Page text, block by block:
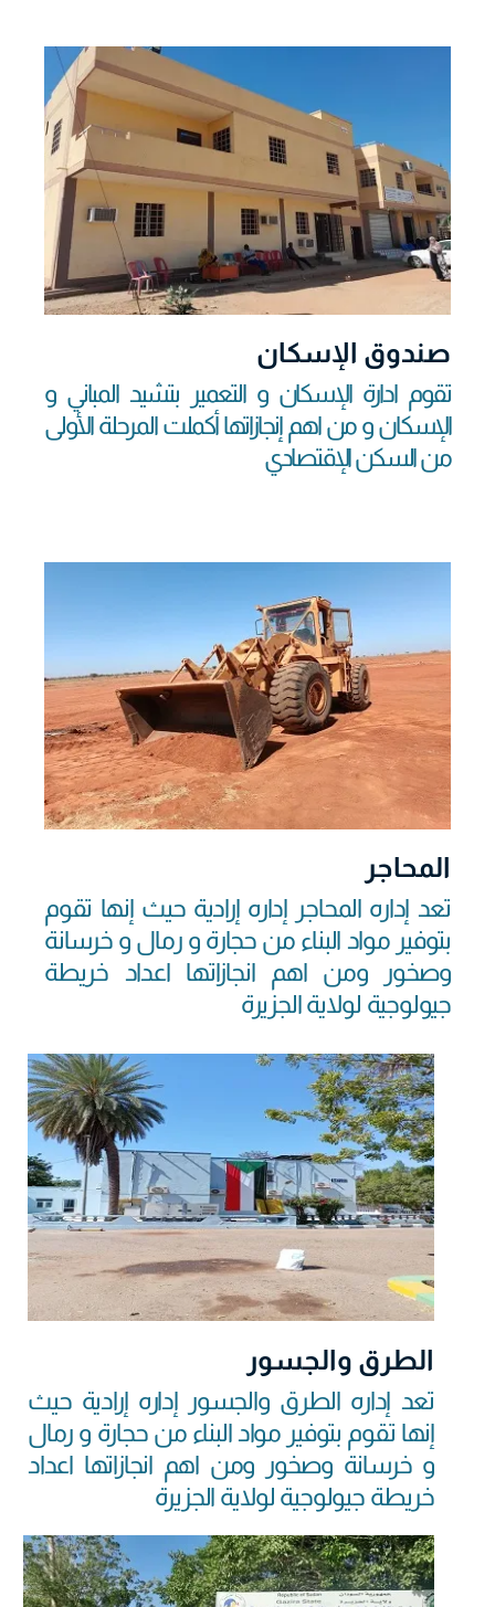
صندوق الإسكان
تقوم ادارة الإسكان و التعمير بتشيد المباني و
الإسكان و من اهم إنجازاتها أكملت المرحلة الأولى
من السكن الإقتصادي
المحاجر
تعد إداره المحاجر إداره إرادية حيث إنها تقوم
بتوفير مواد البناء من حجارة و رمال و خرسانة
وصخور ومن اهم انجازاتها اعداد خريطة
جيولوجية لولاية الجزيرة
الطرق والجسور
تعد إداره الطرق والجسور إداره إرادية حيث
إنها تقوم بتوفير مواد البناء من حجارة و رمال
و خرسانة وصخور ومن اهم انجازاتها اعداد
خريطة جيولوجية لولاية الجزيرة